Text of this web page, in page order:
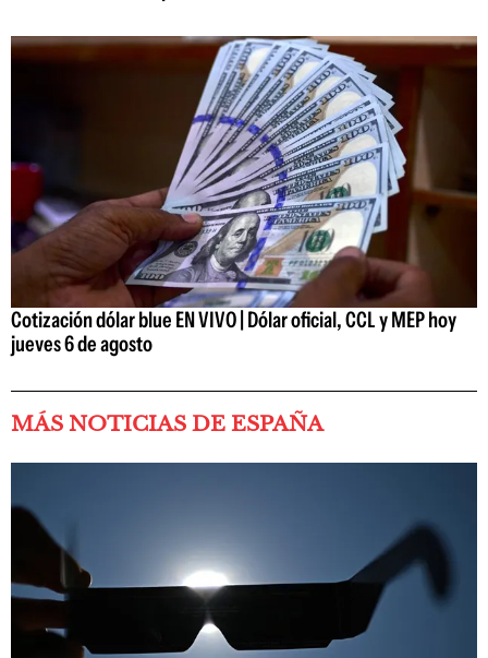
Cotización dólar blue EN VIVO | Dólar oficial, CCL y MEP hoy
jueves 6 de agosto
MÁS NOTICIAS DE ESPAÑA